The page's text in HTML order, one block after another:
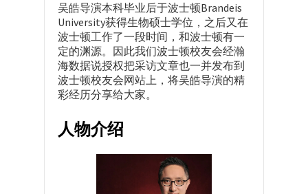
吴皓导演本科毕业后于波士顿Brandeis
University获得生物硕士学位，之后又在
波士顿工作了一段时间，和波士顿有一
定的渊源。因此我们波士顿校友会经瀚
海数据说授权把采访文章也一并发布到
波士顿校友会网站上，将吴皓导演的精
彩经历分享给大家。
人物介绍